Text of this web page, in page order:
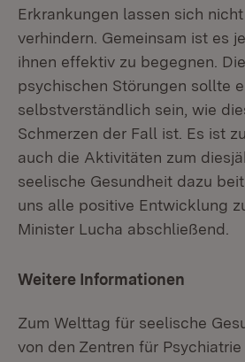
Erkrankungen lassen sich
verhindern. Gemeinsam ist es
ihnen effektiv zu begegnen.
psychischen Störungen sollte
selbstverständlich sein, wie
Schmerzen der Fall ist. Es ist
auch die Aktivitäten zum
seelische Gesundheit dazu
uns alle positive Entwicklung
Minister Lucha abschließend.
Weitere Informationen
Zum Welttag für seelische
von den Zentren für Psychiatrie